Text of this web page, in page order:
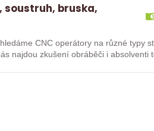
soustruh, bruska,
CNC operátory na různé typy
najdou zkušení obráběči i absolventi